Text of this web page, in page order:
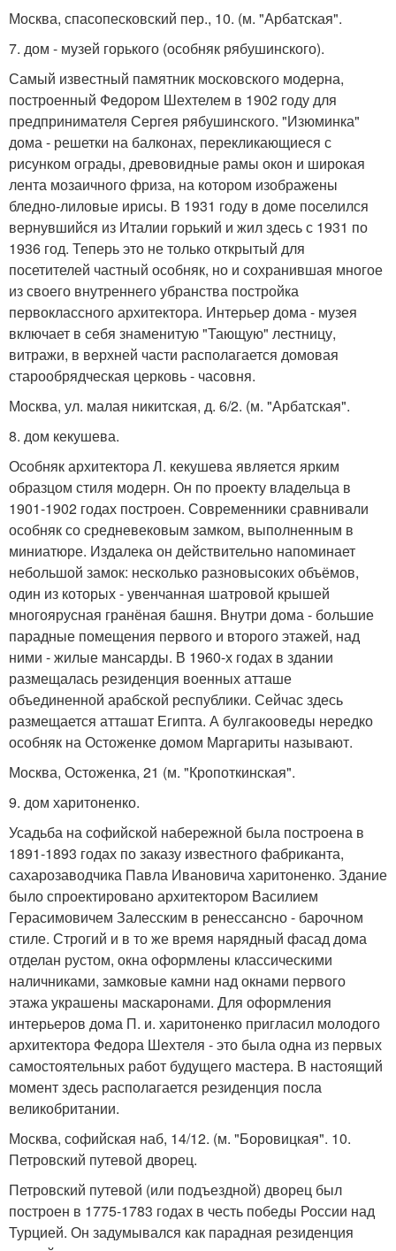
Москва, спасопесковский пер., 10. (м. "Арбатская".
7. дом - музей горького (особняк рябушинского).
Самый известный памятник московского модерна,
построенный Федором Шехтелем в 1902 году для
предпринимателя Сергея рябушинского. "Изюминка"
дома - решетки на балконах, перекликающиеся с
рисунком ограды, древовидные рамы окон и широкая
лента мозаичного фриза, на котором изображены
бледно-лиловые ирисы. В 1931 году в доме поселился
вернувшийся из Италии горький и жил здесь с 1931 по
1936 год. Теперь это не только открытый для
посетителей частный особняк, но и сохранившая многое
из своего внутреннего убранства постройка
первоклассного архитектора. Интерьер дома - музея
включает в себя знаменитую "Тающую" лестницу,
витражи, в верхней части располагается домовая
старообрядческая церковь - часовня.
Москва, ул. малая никитская, д. 6/2. (м. "Арбатская".
8. дом кекушева.
Особняк архитектора Л. кекушева является ярким
образцом стиля модерн. Он по проекту владельца в
1901-1902 годах построен. Современники сравнивали
особняк со средневековым замком, выполненным в
миниатюре. Издалека он действительно напоминает
небольшой замок: несколько разновысоких объёмов,
один из которых - увенчанная шатровой крышей
многоярусная гранёная башня. Внутри дома - большие
парадные помещения первого и второго этажей, над
ними - жилые мансарды. В 1960-х годах в здании
размещалась резиденция военных атташе
объединенной арабской республики. Сейчас здесь
размещается атташат Египта. А булгакооведы нередко
особняк на Остоженке домом Маргариты называют.
Москва, Остоженка, 21 (м. "Кропоткинская".
9. дом харитоненко.
Усадьба на софийской набережной была построена в
1891-1893 годах по заказу известного фабриканта,
сахарозаводчика Павла Ивановича харитоненко. Здание
было спроектировано архитектором Василием
Герасимовичем Залесским в ренессансно - барочном
стиле. Строгий и в то же время нарядный фасад дома
отделан рустом, окна оформлены классическими
наличниками, замковые камни над окнами первого
этажа украшены маскаронами. Для оформления
интерьеров дома П. и. харитоненко пригласил молодого
архитектора Федора Шехтеля - это была одна из первых
самостоятельных работ будущего мастера. В настоящий
момент здесь располагается резиденция посла
великобритании.
Москва, софийская наб, 14/12. (м. "Боровицкая". 10.
Петровский путевой дворец.
Петровский путевой (или подъездной) дворец был
построен в 1775-1783 годах в честь победы России над
Турцией. Он задумывался как парадная резиденция